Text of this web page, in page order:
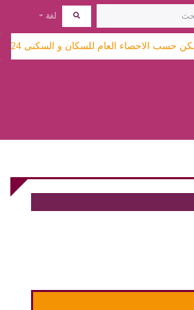
لغة
العام للسكان و السكنى 2024 متاحة